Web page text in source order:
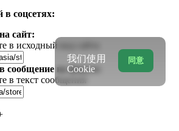
в соцсетях:
сайт:
в исходный код сайта
сообщение на форум:
в текст сообщения
同意
我们使用
Cookie